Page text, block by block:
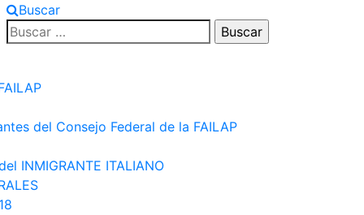
Buscar
Buscar:
del Consejo Federal de la FAILAP
INMIGRANTE ITALIANO